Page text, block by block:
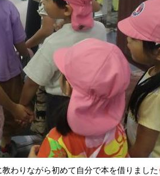
わりながら初めて自分で本を借りました